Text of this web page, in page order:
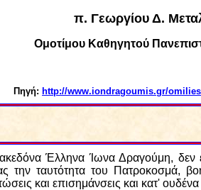
π. Γεωργίου Δ.
Ομοτίμου Καθηγητού
Πηγή: http://www.iondragoumis.gr/
Έλληνα Ίωνα Δραγούμη, δεν
ταυτότητα του Πατροκοσμά,
και επισημάνσεις και κατ'